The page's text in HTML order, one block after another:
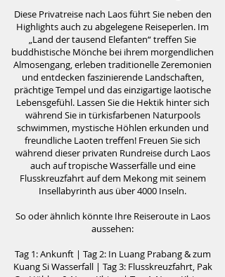
Diese Privatreise nach Laos führt Sie neben den
Highlights auch zu abgelegene Reiseperlen. Im
„Land der tausend Elefanten“ treffen Sie
buddhistische Mönche bei ihrem morgendlichen
Almosengang, erleben traditionelle Zeremonien
und entdecken faszinierende Landschaften,
prächtige Tempel und das einzigartige laotische
Lebensgefühl. Lassen Sie die Hektik hinter sich
während Sie in türkisfarbenen Naturpools
schwimmen, mystische Höhlen erkunden und
freundliche Laoten treffen! Freuen Sie sich
während dieser privaten Rundreise durch Laos
auch auf tropische Wasserfälle und eine
Flusskreuzfahrt auf dem Mekong mit seinem
Insellabyrinth aus über 4000 Inseln.
So oder ähnlich könnte Ihre Reiseroute in Laos
aussehen:
Tag 1: Ankunft | Tag 2: In Luang Prabang & zum
Kuang Si Wasserfall | Tag 3: Flusskreuzfahrt, Pak